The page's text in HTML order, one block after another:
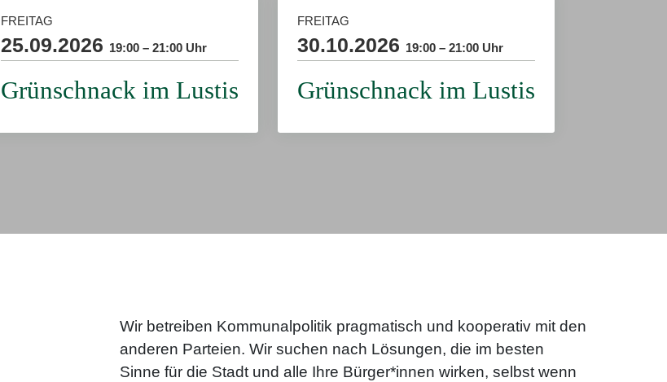
FREITAG
25.09.2026 19:00 – 21:00 Uhr
Grünschnack im Lustis
FREITAG
30.10.2026 19:00 – 21:00 Uhr
Grünschnack im Lustis
Wir betreiben Kommunalpolitik pragmatisch und kooperativ mit den
anderen Parteien. Wir suchen nach Lösungen, die im besten
Sinne für die Stadt und alle Ihre Bürger*innen wirken, selbst wenn